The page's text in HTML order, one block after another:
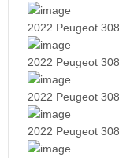
2022 Peugeot
2022 Peugeot
2022 Peugeot
2022 Peugeot